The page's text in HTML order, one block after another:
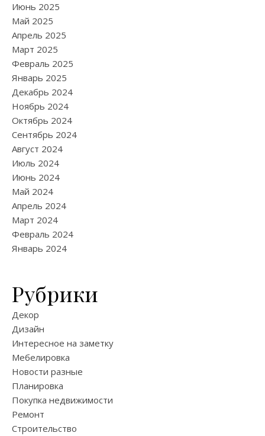
Июнь 2025
Май 2025
Апрель 2025
Март 2025
Февраль 2025
Январь 2025
Декабрь 2024
Ноябрь 2024
Октябрь 2024
Сентябрь 2024
Август 2024
Июль 2024
Июнь 2024
Май 2024
Апрель 2024
Март 2024
Февраль 2024
Январь 2024
Рубрики
Декор
Дизайн
Интересное на заметку
Мебелировка
Новости разные
Планировка
Покупка недвижимости
Ремонт
Строительство